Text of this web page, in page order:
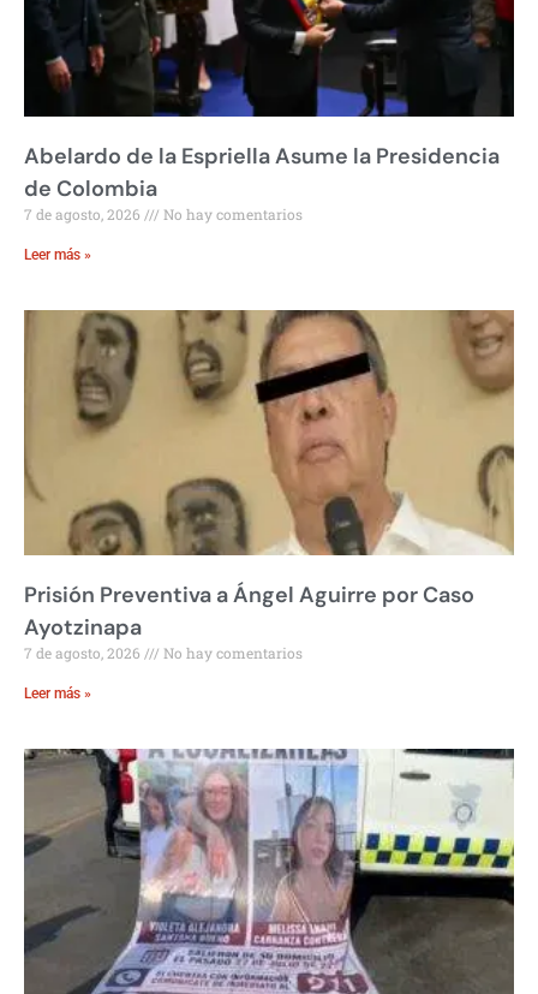
Abelardo de la Espriella Asume la Presidencia
de Colombia
7 de agosto, 2026 No hay comentarios
Leer más »
Prisión Preventiva a Ángel Aguirre por Caso
Ayotzinapa
7 de agosto, 2026 No hay comentarios
Leer más »